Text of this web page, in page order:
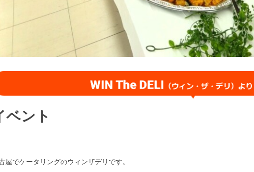
ベント
屋でケータリングのウィンザデリです。